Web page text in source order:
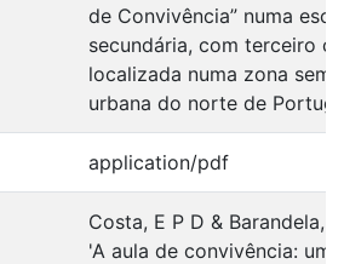
de Convivência” numa
secundária, com terceiro
localizada numa zona semi-
urbana do norte de
application/pdf
Costa, E P D & Barandela,
'A aula de convivência: um